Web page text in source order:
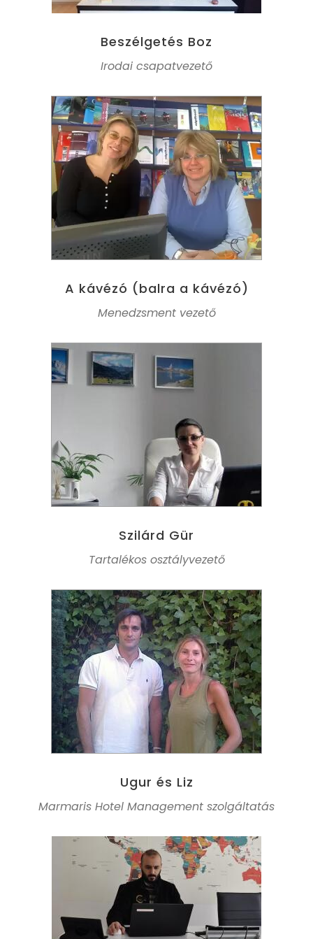
Beszélgetés Boz
Irodai csapatvezető
A kávézó (balra a kávézó)
Menedzsment vezető
Szilárd Gür
Tartalékos osztályvezető
Ugur és Liz
Marmaris Hotel Management szolgáltatás